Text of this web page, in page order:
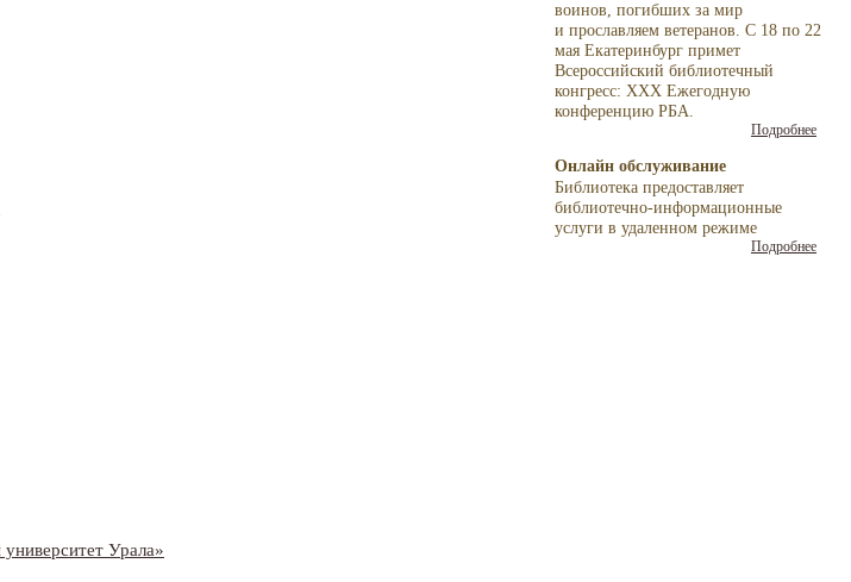
Урала»
воинов, погибших за мир
и прославляем ветеранов. С 18 по 22
мая Екатеринбург примет
Всероссийский библиотечный
конгресс: XXX Ежегодную
конференцию РБА.
Подробнее
Онлайн обслуживание
Библиотека предоставляет
библиотечно-информационные
услуги в удаленном режиме
Подробнее